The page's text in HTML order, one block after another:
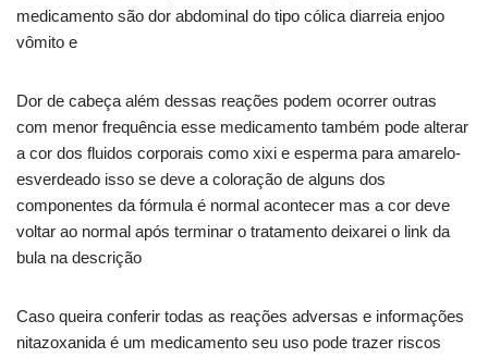
medicamento são dor abdominal do tipo cólica diarreia enjoo
vômito e
Dor de cabeça além dessas reações podem ocorrer outras
com menor frequência esse medicamento também pode alterar
a cor dos fluidos corporais como xixi e esperma para amarelo-
esverdeado isso se deve a coloração de alguns dos
componentes da fórmula é normal acontecer mas a cor deve
voltar ao normal após terminar o tratamento deixarei o link da
bula na descrição
Caso queira conferir todas as reações adversas e informações
nitazoxanida é um medicamento seu uso pode trazer riscos